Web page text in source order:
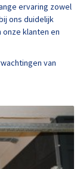
ervaring zowel
ons duidelijk
klanten en
van